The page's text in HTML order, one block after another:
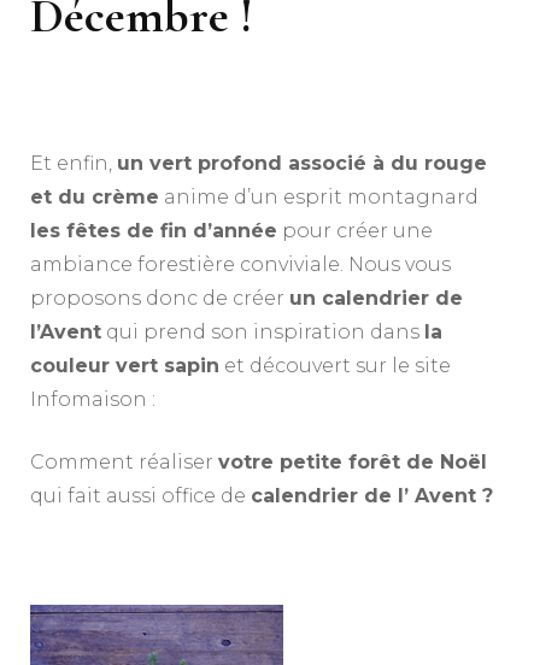
Décembre !
Et enfin, un vert profond associé à du rouge
et du crème anime d’un esprit montagnard
les fêtes de fin d’année pour créer une
ambiance forestière conviviale. Nous vous
proposons donc de créer un calendrier de
l’Avent qui prend son inspiration dans la
couleur vert sapin et découvert sur le site
Infomaison :
Comment réaliser votre petite forêt de Noël
qui fait aussi office de calendrier de l’ Avent ?